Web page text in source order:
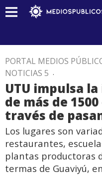
PORTAL MEDIOS
NOTICIAS 5 .
UTU impulsa
de más de
través de
Los lugares son
restaurantes,
plantas productoras
termas de Guaviyú,